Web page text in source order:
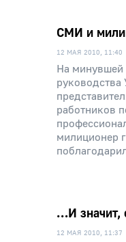
СМИ и
12 МАЯ 2010, 11:40
На минувшей
работников
милиционер
…И значит,
12 МАЯ 2010, 11:37